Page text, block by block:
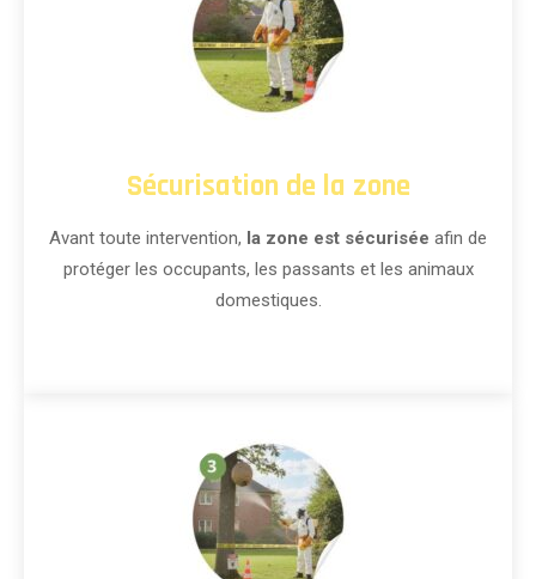
Sécurisation de la zone
Avant toute intervention, la zone est sécurisée afin de
protéger les occupants, les passants et les animaux
domestiques.